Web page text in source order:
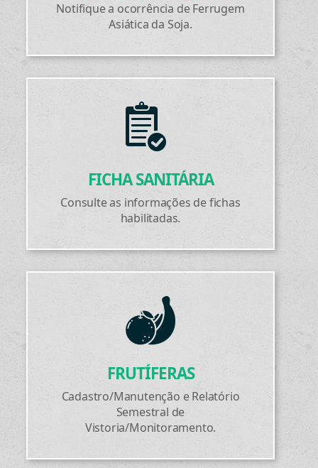
Notifique a ocorrência de Ferrugem
Asiática da Soja.
FICHA SANITÁRIA
Consulte as informações de fichas
habilitadas.
FRUTÍFERAS
Cadastro/Manutenção e Relatório
Semestral de
Vistoria/Monitoramento.